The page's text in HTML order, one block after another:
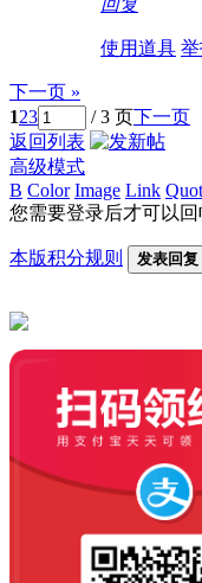
使用道具
下一页 »
123 / 3 页下一页
返回列表
高级模式
B Color Image Link
您需要登录后才可以回
本版积分规则 发表回复